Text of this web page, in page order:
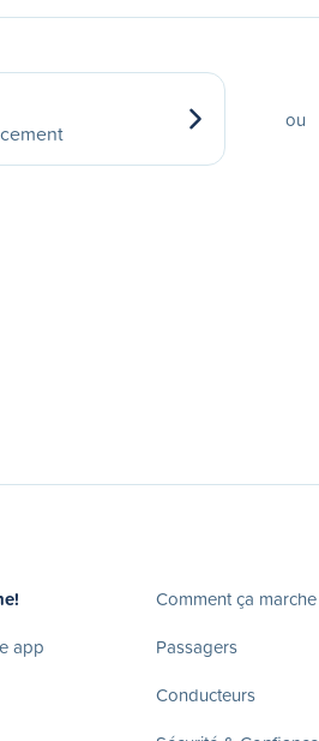
ou
app
Comment ça marche
Passagers
Conducteurs